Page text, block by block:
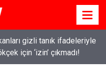
gizli tanık ifadeleriyle
için ‘izin’ çıkmadı!